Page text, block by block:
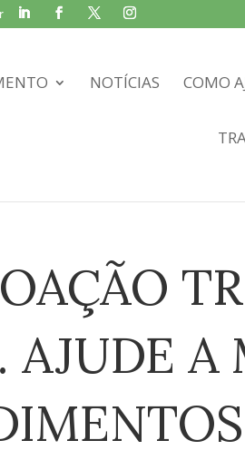
NOTÍCIAS COMO
AJUDE A